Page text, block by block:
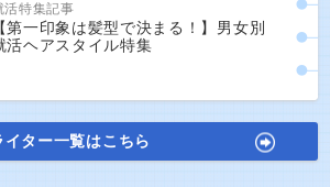
活特集記事
【第一印象は髪型で決まる！】男女別
活ヘアスタイル特集
イター一覧はこちら